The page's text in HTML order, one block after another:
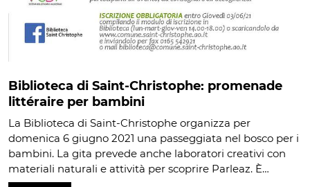
Biblioteca di Saint-Christophe: promenade
littéraire per bambini
La Biblioteca di Saint-Christophe organizza per
domenica 6 giugno 2021 una passeggiata nel bosco per i
bambini. La gita prevede anche laboratori creativi con
materiali naturali e attività per scoprire Parleaz. È…